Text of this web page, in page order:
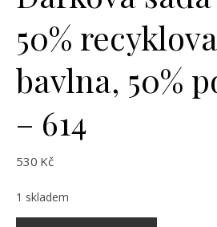
50%
bavlna, 50%
– 614
530 Kč
1 skladem